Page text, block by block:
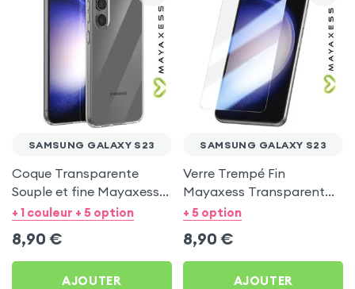
SAMSUNG GALAXY S23
Coque Transparente
Souple et fine Mayaxess
pour Samsung Galaxy S23
+ 1 couleur + 5 option
8,90 €
AJOUTER
SAMSUNG GALAXY S23
Verre Trempé Fin
Mayaxess Transparent
pour Samsung Galaxy S23
+ 5 option
8,90 €
AJOUTER